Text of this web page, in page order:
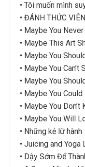
• Tôi muốn mình
• ĐÁNH THỨC
• Maybe You
• Maybe This Art
• Maybe You
• Maybe You
• Maybe You
• Maybe You
• Maybe You
• Maybe You Will
• Những kẻ lữ hành
• Juicing and Yoga
• Dậy Sớm Để